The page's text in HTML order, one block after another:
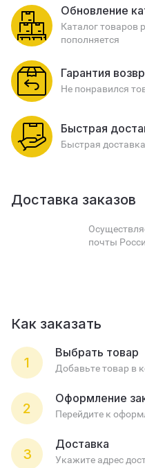
Обновление
Каталог товаров
пополняется
Гарантия
Не понравился
Быстрая
Быстрая
Доставка заказов
почты
Как заказать
1
Выбрать товар
Добавьте товар в
2
Оформление
Перейдите к
3
Доставка
Укажите адрес